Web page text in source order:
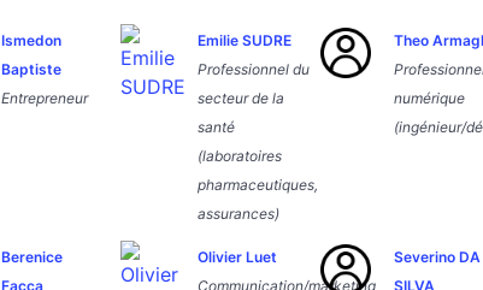
Ismedon
Baptiste
Entrepreneur
Emilie SUDRE
Professionnel du
secteur de la
santé
(laboratoires
pharmaceutiques,
assurances)
Theo
numérique
(ingénieur/
Berenice
Facca
Olivier Luet
Communication/marketing
Severino DA
SILVA